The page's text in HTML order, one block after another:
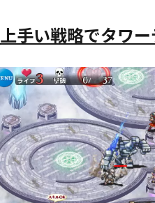
上手い戦略でタワ